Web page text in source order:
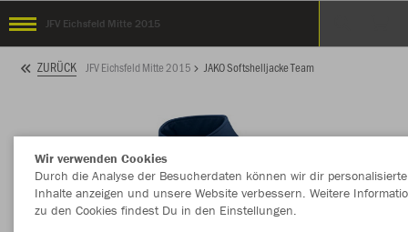
JFV Eichsfeld Mitte 2015
ZURÜCK JFV Eichsfeld Mitte 2015 JAKO Softshelljacke Team
Wir verwenden Cookies
Durch die Analyse der Besucherdaten können wir dir personalisierte
Inhalte anzeigen und unsere Website verbessern. Weitere
zu den Cookies findest Du in den Einstellungen.